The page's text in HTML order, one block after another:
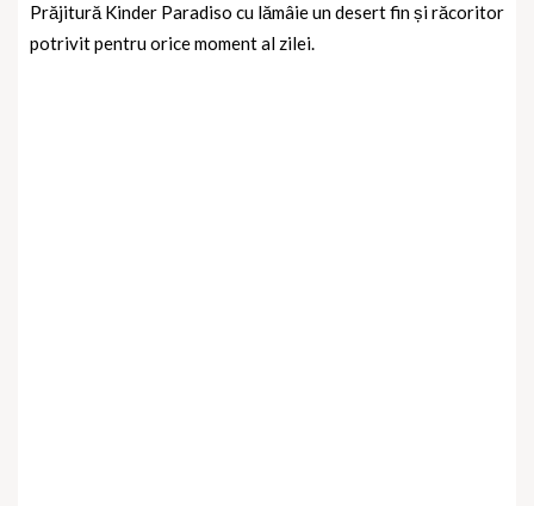
Prăjitură Kinder Paradiso cu lămâie un desert fin și răcoritor
potrivit pentru orice moment al zilei.